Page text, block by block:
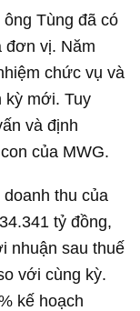
Tùng đã có
đơn vị. Năm
chức vụ và
kỳ mới. Tuy
và định
của MWG.
thu của
tỷ đồng,
nhuận sau thuế
với cùng kỳ.
kế hoạch